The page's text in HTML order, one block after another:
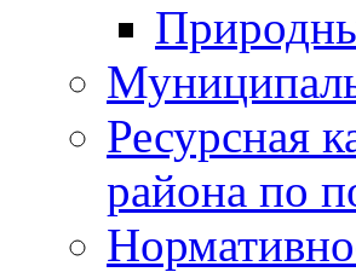
Ресурсная
района по